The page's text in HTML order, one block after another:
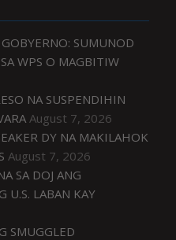
SUMUNOD
WPS O MAGBITIW
NA SUSPENDIHIN
August 7, 2026
DY NA MAKILAHOK
August 7, 2026
SA DOJ ANG
U.S. LABAN KAY
SMUGGLED